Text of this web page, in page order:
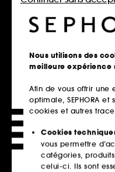
Ajouter au panier
MAISON FRANCIS
KURKDJIAN
Nous utilisons des
meilleure expérience
Afin de vous offrir une
optimale, SEPHORA
cookies et autres
Cookies
vous permettre
catégories,
celui-ci. Ils sont